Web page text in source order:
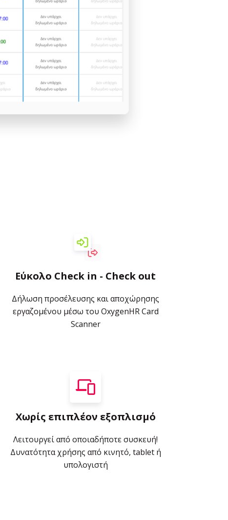
Εύκολο Check in - Check out
Δήλωση προσέλευσης και αποχώρησης
εργαζομένου μέσω του OxygenHR Card
Scanner
Χωρίς επιπλέον εξοπλισμό
Λειτουργεί από οποιαδήποτε συσκευή!
Δυνατότητα χρήσης από κινητό, tablet ή
υπολογιστή